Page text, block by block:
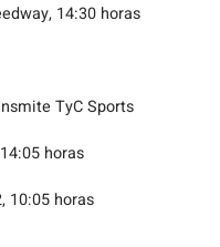
14:30 horas
TyC Sports
horas
10:05 horas